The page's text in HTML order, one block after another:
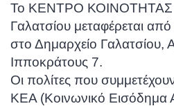
Το ΚΕΝΤΡΟ ΚΟΙΝΟΤΗΤΑΣ
Γαλατσίου μεταφέρεται
στο Δημαρχείο Γαλατσίου,
Ιπποκράτους 7.
Οι πολίτες που
ΚΕΑ (Κοινωνικό Εισόδημα